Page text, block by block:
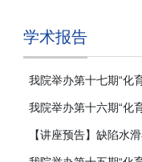
学术报告
我院举办第十七期“化
我院举办第十六期“化
【讲座预告】缺陷水